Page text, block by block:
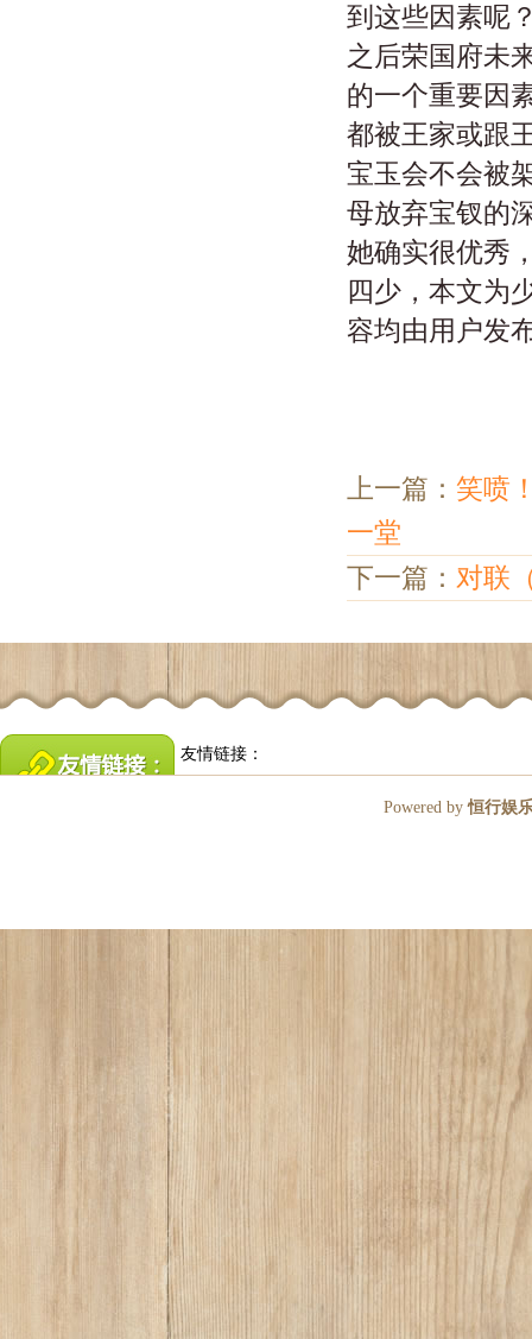
到这些因素呢
之后荣国府未
的一个重要因
都被王家或跟
宝玉会不会被
母放弃宝钗的
她确实很优秀
四少，本文为
容均由用户发
上一篇： 笑喷
一堂
下一篇： 对联
友情链接：
Powered by恒行娱